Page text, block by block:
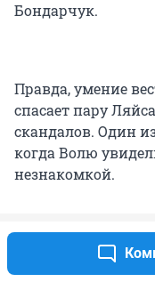
Бондарчук.
Правда, умение
спасает пару
скандалов. Один
когда Волю
незнакомкой.